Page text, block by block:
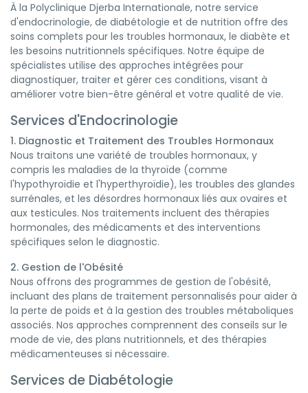
À la Polyclinique Djerba Internationale, notre service
d'endocrinologie, de diabétologie et de nutrition offre des
soins complets pour les troubles hormonaux, le diabète et
les besoins nutritionnels spécifiques. Notre équipe de
spécialistes utilise des approches intégrées pour
diagnostiquer, traiter et gérer ces conditions, visant à
améliorer votre bien-être général et votre qualité de vie.
Services d'Endocrinologie
1. Diagnostic et Traitement des Troubles Hormonaux
Nous traitons une variété de troubles hormonaux, y
compris les maladies de la thyroïde (comme
l'hypothyroïdie et l'hyperthyroïdie), les troubles des glandes
surrénales, et les désordres hormonaux liés aux ovaires et
aux testicules. Nos traitements incluent des thérapies
hormonales, des médicaments et des interventions
spécifiques selon le diagnostic.
2. Gestion de l'Obésité
Nous offrons des programmes de gestion de l'obésité,
incluant des plans de traitement personnalisés pour aider à
la perte de poids et à la gestion des troubles métaboliques
associés. Nos approches comprennent des conseils sur le
mode de vie, des plans nutritionnels, et des thérapies
médicamenteuses si nécessaire.
Services de Diabétologie